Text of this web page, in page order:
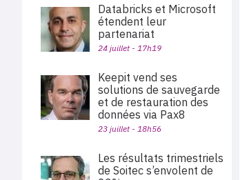
Databricks et Microsoft
étendent leur
partenariat
24 juillet - 17h19
Keepit vend ses
solutions de sauvegarde
et de restauration des
données via Pax8
23 juillet - 18h56
Les résultats trimestriels
de Soitec s’envolent de